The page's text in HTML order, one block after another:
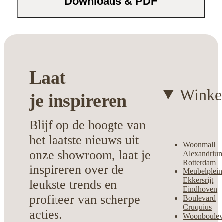
hecht aan stijlvolle functionaliteit.
Kies voor dit veelzijdige stuk en ervaar
Laat
je inspireren
Blijf op de hoogte van
het laatste nieuws uit
onze showroom, laat je
inspireren over de
leukste trends en
profiteer van scherpe
acties.
Woonmall
Rotterdam
Meubelplein
Ekkersrijt
Eindhoven
Boulevard
Cruquius